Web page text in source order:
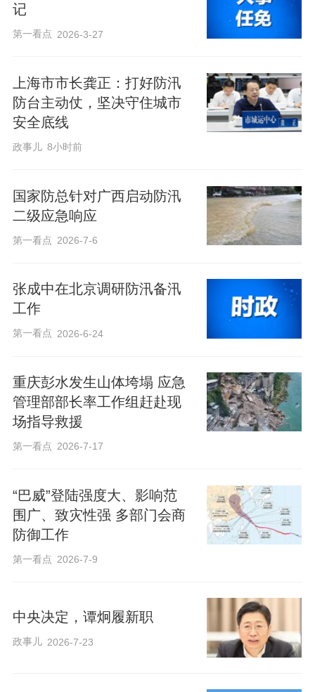
记
第一看点 2026-3-27
上海市市长龚正：打好防汛
防台主动仗，坚决守住城市
安全底线
政事儿 8小时前
国家防总针对广西启动防汛
二级应急响应
第一看点 2026-7-6
张成中在北京调研防汛备汛
工作
第一看点 2026-6-24
重庆彭水发生山体垮塌 应急
管理部部长率工作组赶赴现
场指导救援
第一看点 2026-7-17
“巴威”登陆强度大、影响范
围广、致灾性强 多部门会商
防御工作
第一看点 2026-7-9
中央决定，谭炯履新职
政事儿 2026-7-23